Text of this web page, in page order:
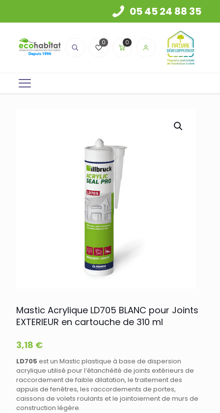
05 45 24 88 35
0 0
Mastic Acrylique LD705 BLANC pour Joints
EXTERIEUR en cartouche de 310 ml
3,18 €
LD705 est un Mastic plastique à base de dispersion
acrylique utilisé pour l’étanchéité de joints extèrieurs de
raccordement de faible dilatation, le traitement des
appuis de fenêtres, les raccordements de portes,
caissons de volets roulants et le jointoiement de murs de
construction légère.